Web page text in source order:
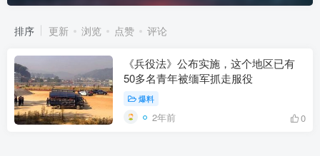
排序 更新 浏览 点赞 评论
《兵役法》公布实施，这个地区已有
50多名青年被缅军抓走服役
爆料
2年前 0